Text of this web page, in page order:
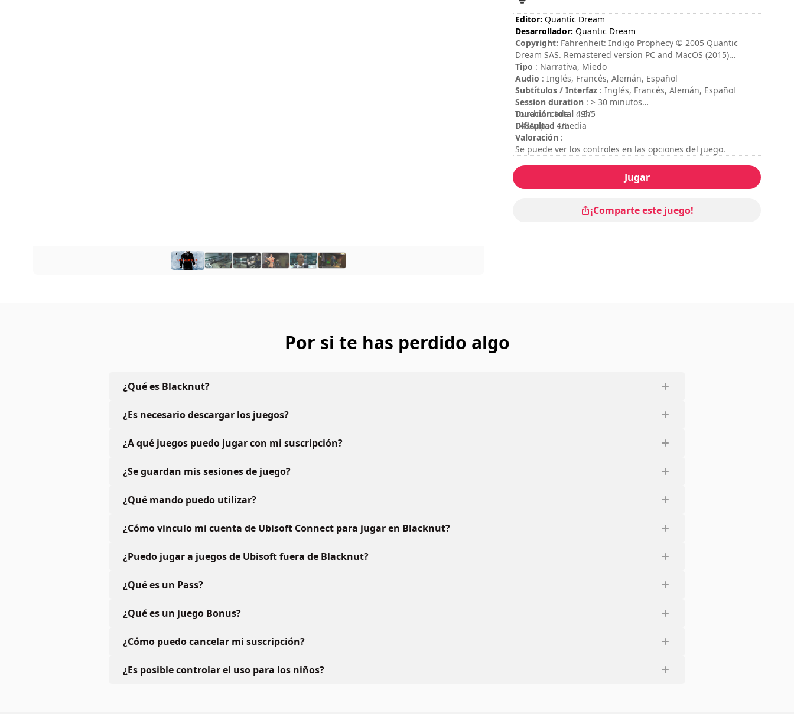
Editor: Quantic Dream
Desarrollador: Quantic Dream
Copyright: Fahrenheit: Indigo Prophecy © 2005 Quantic
Dream SAS. Remastered version PC and MacOS (2015)
developed by Aspyr Media, Inc. Published by Quantic Dream
SAS. “Aspyr” and the Aspyr “star” logo are federally
registered trademarks of Aspyr Media, Inc.
Tipo : Narrativa, Miedo
Audio : Inglés, Francés, Alemán, Español
Subtítulos / Interfaz : Inglés, Francés, Alemán, Español
Session duration : > 30 minutos
Duración total : 9h
Dificultad : media
Valoración :
Touch Arcade : 4.5/5
148Apps : 4/5
Se puede ver los controles en las opciones del juego.
Jugar
¡Comparte este juego!
Por si te has perdido algo
¿Qué es Blacknut?
¿Es necesario descargar los juegos?
¿A qué juegos puedo jugar con mi suscripción?
¿Se guardan mis sesiones de juego?
¿Qué mando puedo utilizar?
¿Cómo vinculo mi cuenta de Ubisoft Connect para jugar en Blacknut?
¿Puedo jugar a juegos de Ubisoft fuera de Blacknut?
¿Qué es un Pass?
¿Qué es un juego Bonus?
¿Cómo puedo cancelar mi suscripción?
¿Es posible controlar el uso para los niños?